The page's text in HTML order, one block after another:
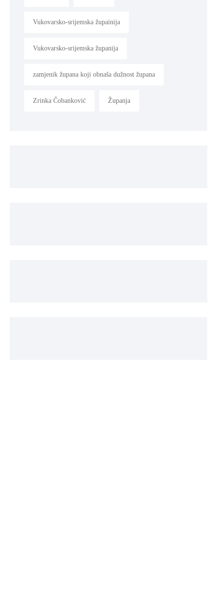
Vukovarsko-srijemska župainija
Vukovarsko-srijemska županija
zamjenik župana koji obnaša dužnost župana
Zrinka Čobanković Županja